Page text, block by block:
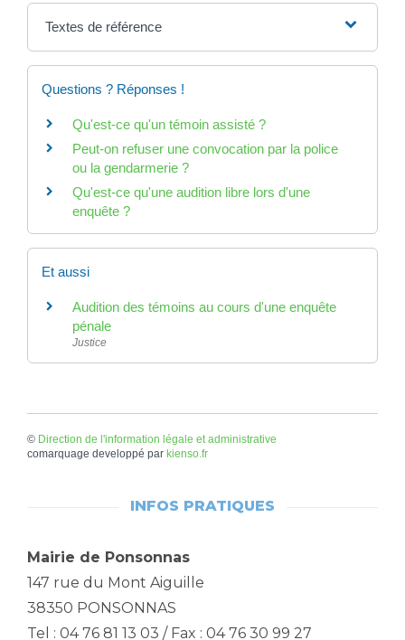
Textes de référence
Questions ? Réponses !
Qu'est-ce qu'un témoin assisté ?
Peut-on refuser une convocation par la police
ou la gendarmerie ?
Qu'est-ce qu'une audition libre lors d'une
enquête ?
Et aussi
Audition des témoins au cours d'une enquête
pénale
Justice
© Direction de l'information légale et administrative
comarquage developpé par kienso.fr
INFOS PRATIQUES
Mairie de Ponsonnas
147 rue du Mont Aiguille
38350 PONSONNAS
Tel : 04 76 81 13 03 / Fax : 04 76 30 99 27